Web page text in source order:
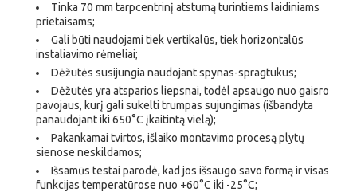
Tinka 70 mm tarpcentrinį atstumą turintiems laidiniams
prietaisams;
Gali būti naudojami tiek vertikalūs, tiek horizontalūs
instaliavimo rėmeliai;
Dėžutės susijungia naudojant spynas-spragtukus;
Dėžutės yra atsparios liepsnai, todėl apsaugo nuo gaisro
pavojaus, kurį gali sukelti trumpas sujungimas (išbandyta
panaudojant iki 650°C įkaitintą vielą);
Pakankamai tvirtos, išlaiko montavimo procesą plytų
sienose neskildamos;
Išsamūs testai parodė, kad jos išsaugo savo formą ir visas
funkcijas temperatūrose nuo +60°C iki -25°C;